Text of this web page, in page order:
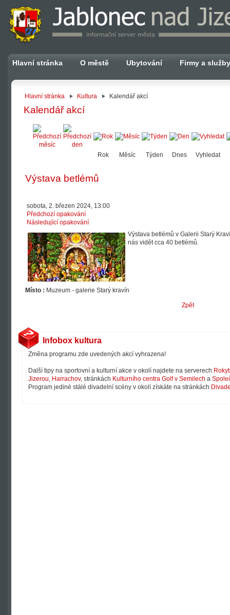
Hlavní stránka O městě Ubytování Firmy a služby
Hlavní stránka Kultura Kalendář akcí
Kalendář akcí
Rok Měsíc Týden Dnes Vyhledat
Výstava betlémů
sobota, 2. březen 2024, 13:00
Předchozí opakování
Následující opakování
Výstava betlémů v Galerii Starý
nás vidět cca 40 betlémů.
Místo : Muzeum - galerie Starý kravín
Zpět
Infobox kultura
Změna programu zde uvedených akcí vyhrazena!
Další tipy na sportovní a kulturní akce v okolí najdete na serverech
Jizerou, Harrachov, stránkách Kulturního centra Golf v Semilech a
Program jediné stálé divadelní scény v okolí získáte na stránkách